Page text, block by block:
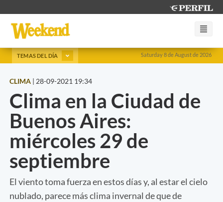
Saturday 8 de August de 2026
TEMAS DEL DÍA
CLIMA | 28-09-2021 19:34
Clima en la Ciudad de
Buenos Aires:
miércoles 29 de
septiembre
El viento toma fuerza en estos días y, al estar el cielo
nublado, parece más clima invernal de que de